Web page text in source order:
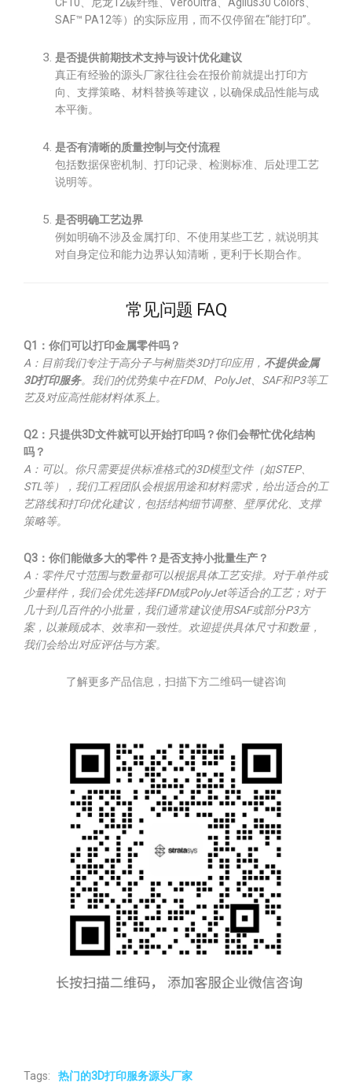
SAF™ PA12等）的实际应用，而不仅停留在“能打印”。
是否提供前期技术支持与设计优化建议
真正有经验的源头厂家往往会在报价前就提出打印方
向、支撑策略、材料替换等建议，以确保成品性能与成
本平衡。
是否有清晰的质量控制与交付流程
包括数据保密机制、打印记录、检测标准、后处理工艺
说明等。
是否明确工艺边界
例如明确不涉及金属打印、不使用某些工艺，就说明其
对自身定位和能力边界认知清晰，更利于长期合作。
常见问题 FAQ
Q1：你们可以打印金属零件吗？
A：目前我们专注于高分子与树脂类3D打印应用， 不提供金属
3D打印服务。我们的优势集中在FDM、PolyJet、SAF和P3等工
艺及对应高性能材料体系上。
Q2：只提供3D文件就可以开始打印吗？你们会帮忙优化结构
吗？
A：可以。你只需要提供标准格式的3D模型文件（如STEP、
STL等），我们工程团队会根据用途和材料需求，给出适合的工
艺路线和打印优化建议，包括结构细节调整、壁厚优化、支撑
策略等。
Q3：你们能做多大的零件？是否支持小批量生产？
A：零件尺寸范围与数量都可以根据具体工艺安排。对于单件或
少量样件，我们会优先选择FDM或PolyJet等适合的工艺；对于
几十到几百件的小批量，我们通常建议使用SAF或部分P3方
案，以兼顾成本、效率和一致性。欢迎提供具体尺寸和数量，
我们会给出对应评估与方案。
了解更多产品信息，扫描下方二维码一键咨询
Tags: 热门的3D打印服务源头厂家